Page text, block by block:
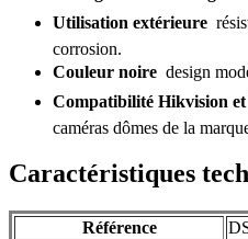
Utilisation extérieure 
corrosion.
Couleur noire  design
Compatibilité Hikvision
caméras dômes de la
Caractéristiques
Référence